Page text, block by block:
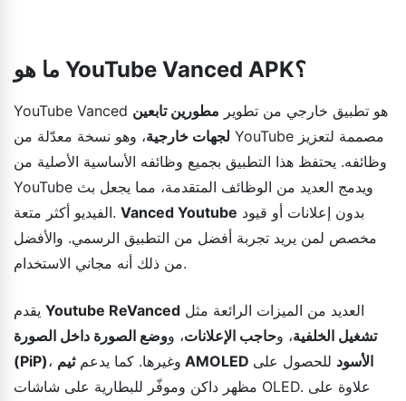
ما هو YouTube Vanced APK؟
YouTube Vanced هو تطبيق خارجي من تطوير مطورين تابعين
لجهات خارجية، وهو نسخة معدّلة من YouTube مصممة لتعزيز
وظائفه. يحتفظ هذا التطبيق بجميع وظائفه الأساسية الأصلية من
YouTube ويدمج العديد من الوظائف المتقدمة، مما يجعل بث
الفيديو أكثر متعة. Vanced Youtube
مخصص لمن يريد تجربة أفضل من التطبيق الرسمي. والأفضل
من ذلك أنه مجاني الاستخدام.
Youtube ReVanced العديد من الميزات الرائعة مثل
تشغيل الخلفية، وحاجب الإعلانات، ووضع الصورة داخل الصورة
(PiP)
، وغيرها. كما يدعم ثيم AMOLED الأسود للحصول على
مظهر داكن وموفّر للبطارية على شاشات OLED. علاوة على